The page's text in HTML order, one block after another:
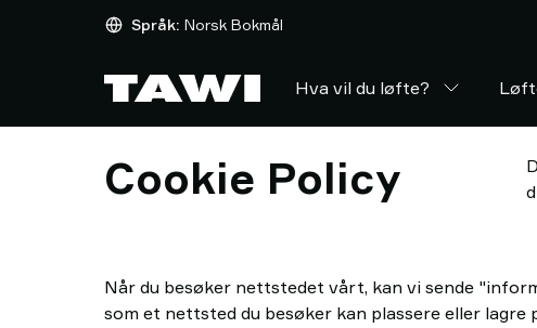
Språk: Norsk Bokmål
Hva vil du løfte?
Cookie Policy
Når du besøker nettstedet vårt, kan vi sende
som et nettsted du besøker kan plassere eller